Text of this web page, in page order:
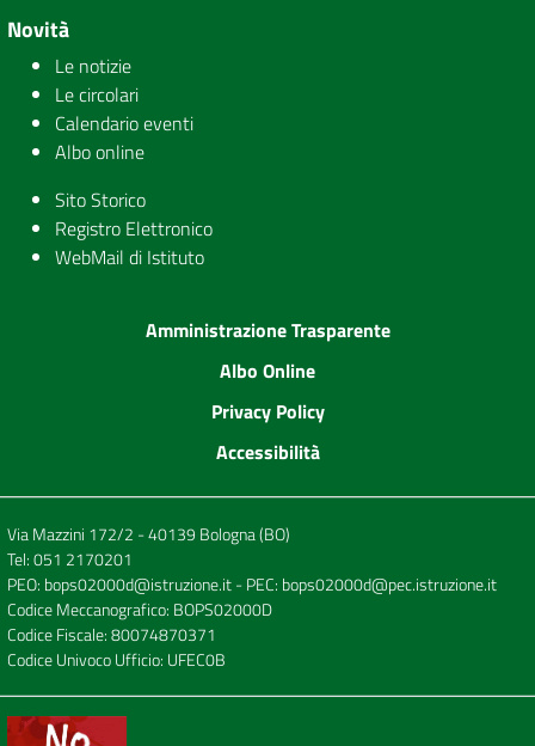
Novità
Le notizie
Le circolari
Calendario eventi
Albo online
Sito Storico
Registro Elettronico
WebMail di Istituto
Amministrazione Trasparente
Albo Online
Privacy Policy
Accessibilità
Via Mazzini 172/2 - 40139 Bologna (BO)
Tel:051 2170201
PEO: bops02000d@istruzione.it- PEC: bops02000d@pec.istruzione.it
Codice Meccanografico: BOPS02000D
Codice Fiscale: 80074870371
Codice Univoco Ufficio: UFEC0B